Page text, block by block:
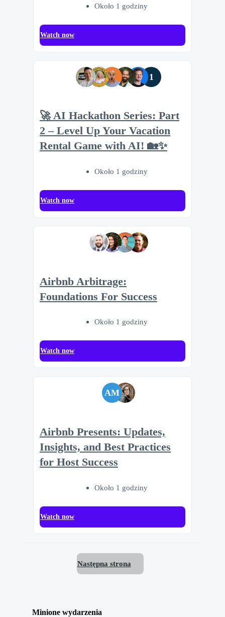
Około 1 godziny
Watch now
1
🚀 AI Hackathon Series: Part
2 – Level Up Your Vacation
Rental Game with AI! 🏡✨
Około 1 godziny
Watch now
Airbnb Arbitrage:
Foundations For Success
Około 1 godziny
Watch now
AM
Airbnb Presents: Updates,
Insights, and Best Practices
for Host Success
Około 1 godziny
Watch now
Następna strona
Minione wydarzenia